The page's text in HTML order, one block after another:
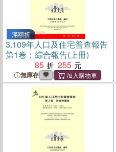
滿額折
3.109年人口及住宅普查報告
第1卷：綜合報告(上冊)
85
255
無庫存